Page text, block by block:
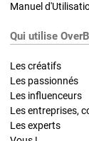
Manuel
Qui utilise
Les créatifs
Les passionnés
Les influenceurs
Les entreprises,
Les experts